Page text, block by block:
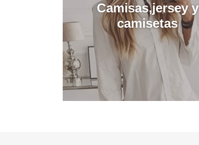
Camisas,jersey y
camisetas